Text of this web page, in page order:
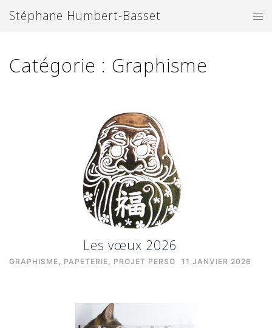
auStéphane Humbert-Basset
Catégorie : Graphisme
Les vœux 2026
GRAPHISME, PAPETERIE, PROJET PERSO 11 JANVIER 2026